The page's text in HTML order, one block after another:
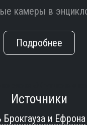
камеры в
Подробнее
Источники
Брокгауза и Ефрона